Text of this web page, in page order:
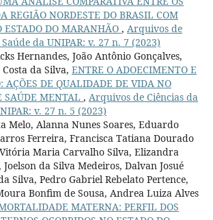
REGIÃO NORDESTE DO BRASIL COM
ESTADO DO MARANHÃO , Arquivos de
da UNIPAR: v. 27 n. 7 (2023)
Hernandes, João Antônio Gonçalves,
da Silva, ENTRE O ADOECIMENTO E
AÇÕES DE QUALIDADE DE VIDA NO
SAÚDE MENTAL , Arquivos de Ciências da
v. 27 n. 5 (2023)
Melo, Alanna Nunes Soares, Eduardo
Ferreira, Francisca Tatiana Dourado
Maria Carvalho Silva, Elizandra
Joelson da Silva Medeiros, Dalvan Josué
Silva, Pedro Gabriel Rebelato Pertence,
Bonfim de Sousa, Andrea Luiza Alves
MATERNA: PERFIL DOS